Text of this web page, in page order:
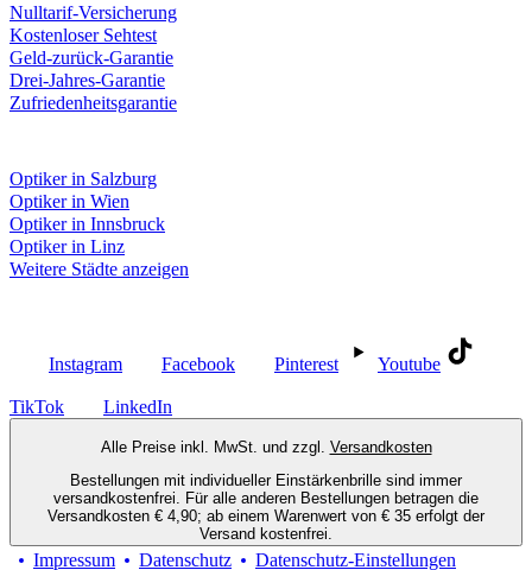
Nulltarif-Versicherung
Kostenloser Sehtest
Geld-zurück-Garantie
Drei-Jahres-Garantie
Zufriedenheitsgarantie
Optiker in Salzburg
Optiker in Wien
Optiker in Innsbruck
Optiker in Linz
Weitere Städte anzeigen
Instagram Facebook Pinterest Youtube
TikTok LinkedIn
Alle Preise inkl. MwSt. und zzgl. Versandkosten
Bestellungen mit individueller Einstärkenbrille sind immer
versandkostenfrei. Für alle anderen Bestellungen betragen die
Versandkosten € 4,90; ab einem Warenwert von € 35 erfolgt der
Versand kostenfrei.
Impressum Datenschutz Datenschutz-Einstellungen